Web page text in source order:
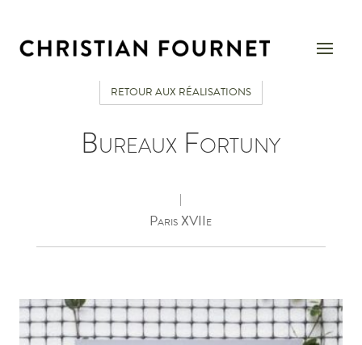
RETOUR AUX RÉALISATIONS
Bureaux Fortuny
|
Paris XVIIe